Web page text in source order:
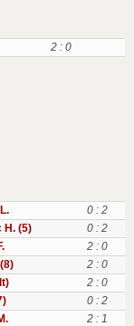
2 : 0
0 : 2
H. (5)
0 : 2
2 : 0
2 : 0
2 : 0
0 : 2
2 : 1